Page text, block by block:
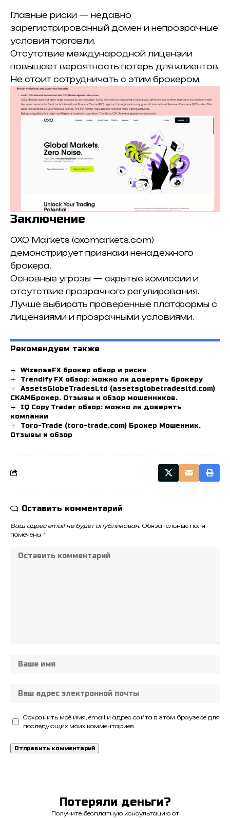
Главные риски — недавно
зарегистрированный домен и непрозрачные
условия торговли.
Отсутствие международной лицензии
повышает вероятность потерь для клиентов.
Не стоит сотрудничать с этим брокером.
Заключение
OXO Markets (oxomarkets.com)
демонстрирует признаки ненадежного
брокера.
Основные угрозы — скрытые комиссии и
отсутствие прозрачного регулирования.
Лучше выбирать проверенные платформы с
лицензиями и прозрачными условиями.
Рекомендуем также
WizenseFX брокер обзор и риски
Trendify FX обзор: можно ли доверять брокеру
AssetsGlobeTradesLtd (assetsglobetradesltd.com)
СКАМБрокер. Отзывы и обзор мошенников.
IQ Copy Trader обзор: можно ли доверять
компании
Toro-Trade (toro-trade.com) Брокер Мошенник.
Отзывы и обзор
Оставить комментарий
Ваш адрес email не будет опубликован. Обязательные поля
помечены *
Сохранить моё имя, email и адрес сайта в этом браузере для
последующих моих комментариев.
Потеряли деньги?
Получите бесплатную консультацию от